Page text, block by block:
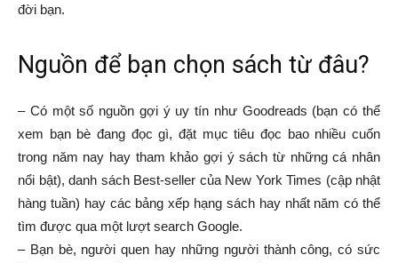
đời bạn.
Nguồn để bạn chọn sách từ đâu?
– Có một số nguồn gợi ý uy tín như Goodreads (bạn có thể
xem bạn bè đang đọc gì, đặt mục tiêu đọc bao nhiều cuốn
trong năm nay hay tham khảo gợi ý sách từ những cá nhân
nổi bật), danh sách Best-seller của New York Times (cập nhật
hàng tuần) hay các bảng xếp hạng sách hay nhất năm có thể
tìm được qua một lượt search Google.
– Bạn bè, người quen hay những người thành công, có sức